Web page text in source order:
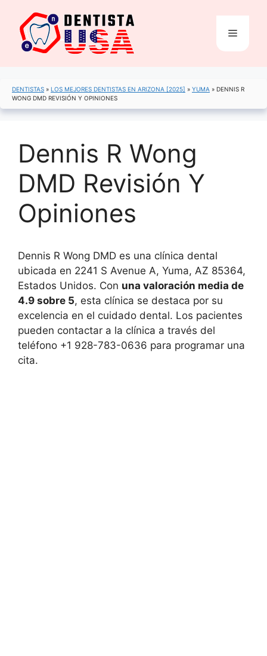
contenido
Menú
DENTISTAS » LOS MEJORES DENTISTAS EN ARIZONA [2025] » YUMA » DENNIS R
WONG DMD REVISIÓN Y OPINIONES
Dennis R Wong
DMD Revisión Y
Opiniones
Dennis R Wong DMD es una clínica dental
ubicada en 2241 S Avenue A, Yuma, AZ 85364,
Estados Unidos. Con una valoración media de
4.9 sobre 5, esta clínica se destaca por su
excelencia en el cuidado dental. Los pacientes
pueden contactar a la clínica a través del
teléfono +1 928-783-0636 para programar una
cita.